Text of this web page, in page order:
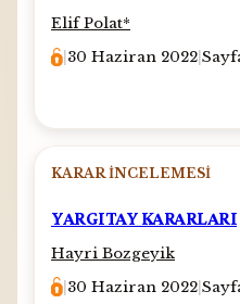
Elif Polat*
30 Haziran 2022 |
KARAR İNCELEMESI
YARGITAY KARARLARI
Hayri Bozgeyik
30 Haziran 2022 |